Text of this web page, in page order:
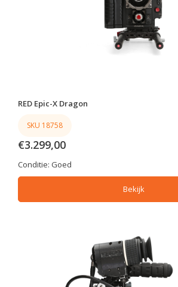
RED Epic-X Dragon
SKU 18758
€3.299,00
Conditie: Goed
Bekijk